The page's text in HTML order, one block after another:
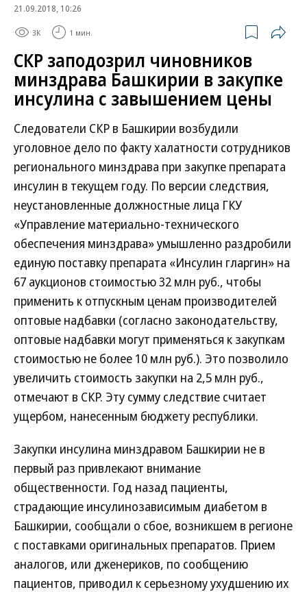
21.09.2018, 10:26
3K 1 мин.
СКР заподозрил чиновников
минздрава Башкирии в закупке
инсулина с завышением цены
Следователи СКР в Башкирии возбудили
уголовное дело по факту халатности сотрудников
регионального минздрава при закупке препарата
инсулин в текущем году. По версии следствия,
неустановленные должностные лица ГКУ
«Управление материально-технического
обеспечения минздрава» умышленно раздробили
единую поставку препарата «Инсулин гларгин» на
67 аукционов стоимостью 32 млн руб., чтобы
применить к отпускным ценам производителей
оптовые надбавки (согласно законодательству,
оптовые надбавки могут применяться к закупкам
стоимостью не более 10 млн руб.). Это позволило
увеличить стоимость закупки на 2,5 млн руб.,
отмечают в СКР. Эту сумму следствие считает
ущербом, нанесенным бюджету республики.
Закупки инсулина минздравом Башкирии не в
первый раз привлекают внимание
общественности. Год назад пациенты,
страдающие инсулинозависимым диабетом в
Башкирии, сообщали о сбое, возникшем в регионе
с поставками оригинальных препаратов. Прием
аналогов, или дженериков, по сообщению
пациентов, приводил к серьезному ухудшению их